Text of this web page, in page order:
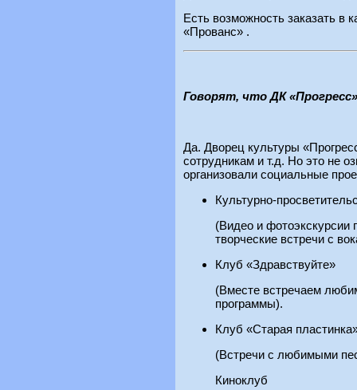
Есть возможность заказать
«Прованс» .
Говорят, что ДК
Да. Дворец культуры
сотрудникам и т.д. Но это не
организовали социальные
Культурно-
(Видео и фотоэкскурсии
творческие встречи с
Клуб «Здравствуйте»
(Вместе встречаем
программы).
Клуб «Старая
(Встречи с любимыми
Киноклуб